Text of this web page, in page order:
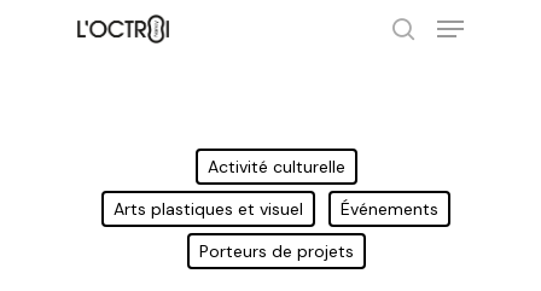
Hit enter to search or ESC to close
Activité culturelle
Arts plastiques et visuel
Événements
Porteurs de projets